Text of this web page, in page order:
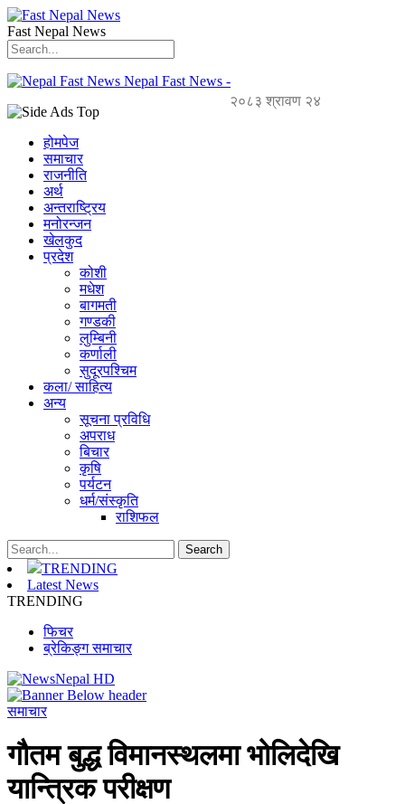
Fast Nepal News
Nepal Fast News -
२०८३ श्रावण २४
होमपेज
समाचार
राजनीति
अर्थ
अन्तराष्ट्रिय
मनोरन्जन
खेलकुद
प्रदेश
कोशी
मधेश
बागमती
गण्डकी
लुम्बिनी
कर्णाली
सुदूरपश्चिम
कला/ साहित्य
अन्य
सूचना प्रविधि
अपराध
बिचार
कृषि
पर्यटन
धर्म/संस्कृति
राशिफल
TRENDING
Latest News
TRENDING
फिचर
ब्रेकिङ्ग समाचार
समाचार
गौतम बुद्ध विमानस्थलमा भोलिदेखि
यान्त्रिक परीक्षण